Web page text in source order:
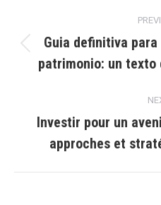
navigation
Guia definitiva
patrimonio: un
Investir pour un
approches et